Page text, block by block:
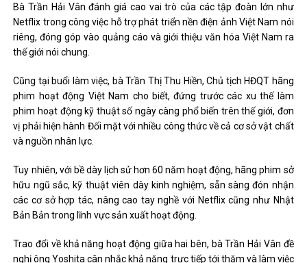
Bà Trần Hải Vân đánh giá cao vai trò của các tập đoàn lớn như
Netflix trong công việc hỗ trợ phát triển nền điện ảnh Việt Nam nói
riêng, đóng góp vào quảng cáo và giới thiệu văn hóa Việt Nam ra
thế giới nói chung.
Cũng tại buổi làm việc, bà Trần Thị Thu Hiền, Chủ tịch HĐQT hãng
phim hoạt động Việt Nam cho biết, đứng trước các xu thế làm
phim hoạt động kỹ thuật số ngày càng phổ biến trên thế giới, đơn
vị phải hiện hành Đối mặt với nhiều công thức về cả cơ sở vật chất
và nguồn nhân lực.
Tuy nhiên, với bề dày lịch sử hơn 60 năm hoạt động, hãng phim sở
hữu ngũ sắc, kỹ thuật viên dày kinh nghiệm, sẵn sàng đón nhận
các cơ sở hợp tác, nâng cao tay nghề với Netflix cũng như Nhật
Bản Bản trong lĩnh vực sản xuất hoạt động.
Trao đổi về khả năng hoạt động giữa hai bên, bà Trần Hải Vân đề
nghị ông Yoshita cân nhắc khả năng trực tiếp tới thăm và làm việc